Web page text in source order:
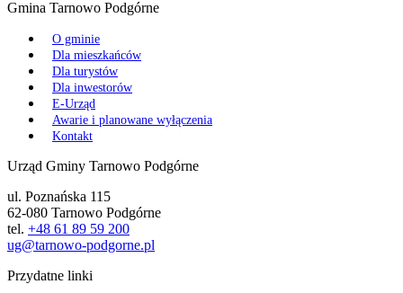
Gmina Tarnowo Podgórne
O gminie
Dla mieszkańców
Dla turystów
Dla inwestorów
E-Urząd
Awarie i planowane wyłączenia
Kontakt
Urząd Gminy Tarnowo Podgórne
ul. Poznańska 115
62-080 Tarnowo Podgórne
tel. +48 61 89 59 200
ug@tarnowo-podgorne.pl
Przydatne linki